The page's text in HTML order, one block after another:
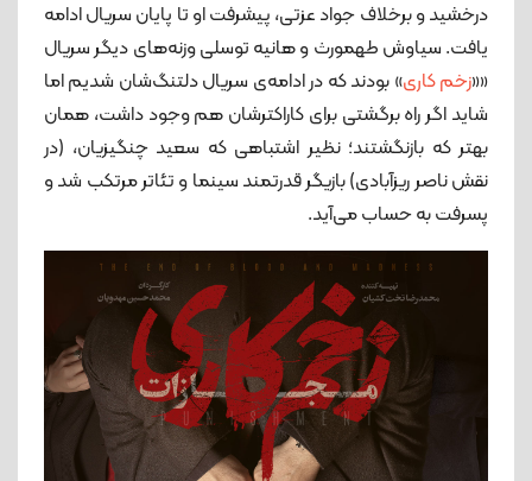
درخشید و برخلاف جواد عزتی، پیشرفت او تا پایان سریال ادامه
یافت. سیاوش طهمورث و هانیه توسلی وزنه‌های دیگر سریال
««زخم کاری» بودند که در ادامه‌‌ی سریال دلتنگ‌شان شدیم اما
شاید اگر راه برگشتی برای کاراکترشان هم وجود داشت، همان
بهتر که بازنگشتند؛ نظیر اشتباهی که سعید چنگیزیان، (در
نقش ناصر ریزآبادی) بازیگر قدرتمند سینما و تئاتر مرتکب شد و
پسرفت به حساب می‌آید.